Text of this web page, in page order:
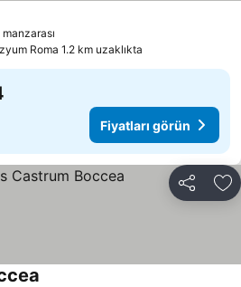
Roma 1.2 km uzaklıkta
Fiyatları görün
Paylaş